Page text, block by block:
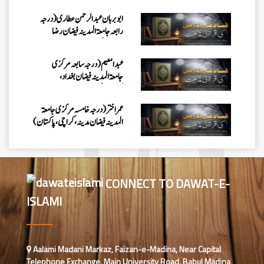
ابو برہان عبدالرحمن عطاری (درجہ
رابعہ جامعۃالمدینہ فیضان رضا
عبدالمقیم (درجہ سابعہ مرکزی
جامعۃالمدینہ فیضان بغداد،
عمر اختر (درجہ خامسہ مرکزی جامعۃ
المدینہ فیضان مدینہ ،کراچی،پاکستان)
محمد وقاص (مرکزی جامعۃ المدینہ
فیضان مدینہ،کراچی ،پاکستان)
محمد سعد عمران (درجہ عالیہ مرکزی
جامعۃ المدینہ فیضانِ مدینہ ،کراچی
،پاکستان)
احمد رضا ہاشمی (درجہ خامسہ مرکزی
جامعۃ المدينہ فيضان عثمان غنى،
CONNECT TO DAWAT-E-
ISLAMI
Aalami Madani Markaz, Faizan-e-Madina, Near Capital
Telephone Exchange, Main University Road, Babul Madina